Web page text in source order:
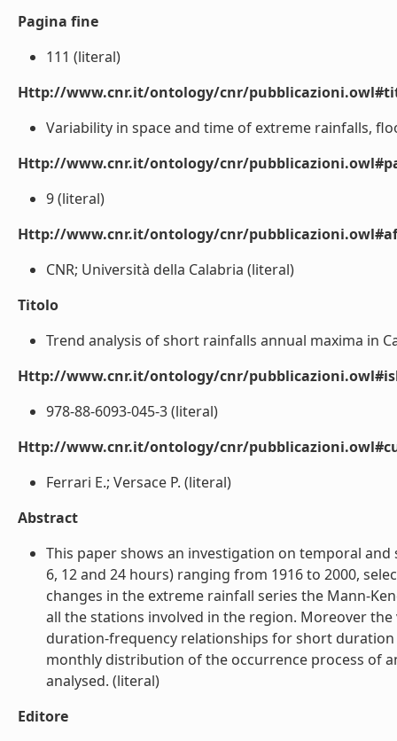
Pagina fine
111 (literal)
Http://www.cnr.it/ontology/cnr/
Variability in space and time of extreme rainfalls,
Http://www.cnr.it/ontology/cnr/
9 (literal)
Http://www.cnr.it/ontology/cnr/
CNR; Università della Calabria (literal)
Titolo
Trend analysis of short rainfalls annual maxima in
Http://www.cnr.it/ontology/cnr/
978-88-6093-045-3 (literal)
Http://www.cnr.it/ontology/cnr/
Ferrari E.; Versace P. (literal)
Abstract
This paper shows an investigation on temporal
6, 12 and 24 hours) ranging from 1916 to 2000,
changes in the extreme rainfall series the Mann-
all the stations involved in the region. Moreover
duration-frequency relationships for short
monthly distribution of the occurrence process of
analysed. (literal)
Editore